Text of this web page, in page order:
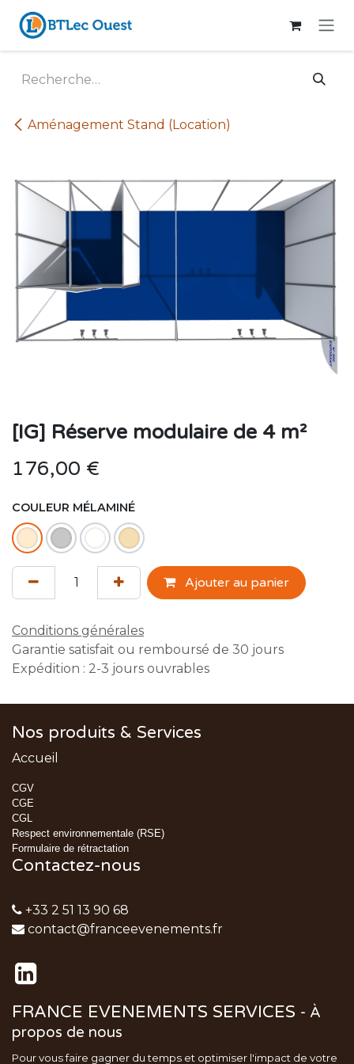
Se rendre au contenu
Aménagement Stand (Location)
[IG] Réserve modulaire de 4 m²
176,00 €
COULEUR MÉLAMINÉ
Ajouter au panier
Conditions générales
Garantie satisfait ou remboursé de 30 jours
Expédition : 2-3 jours ouvrables
Nos produits & Services
Accueil
CGV
CGE
CGL
Respect environnementale (RSE)
Formulaire de rétractation
Contactez-nous
+33 2 51 13 90 68
contact@franceevenements.fr
FRANCE EVENEMENTS SERVICES - À
propos de nous
Pour vous faire gagner du temps et optimiser l'impact de votre